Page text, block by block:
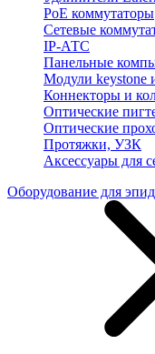
PoE коммутаторы
Сетевые
IP-АТС
Панельные
Модули keystone
Коннекторы и
Оптические
Оптические
Протяжки, УЗК
Аксессуары для
Оборудование для